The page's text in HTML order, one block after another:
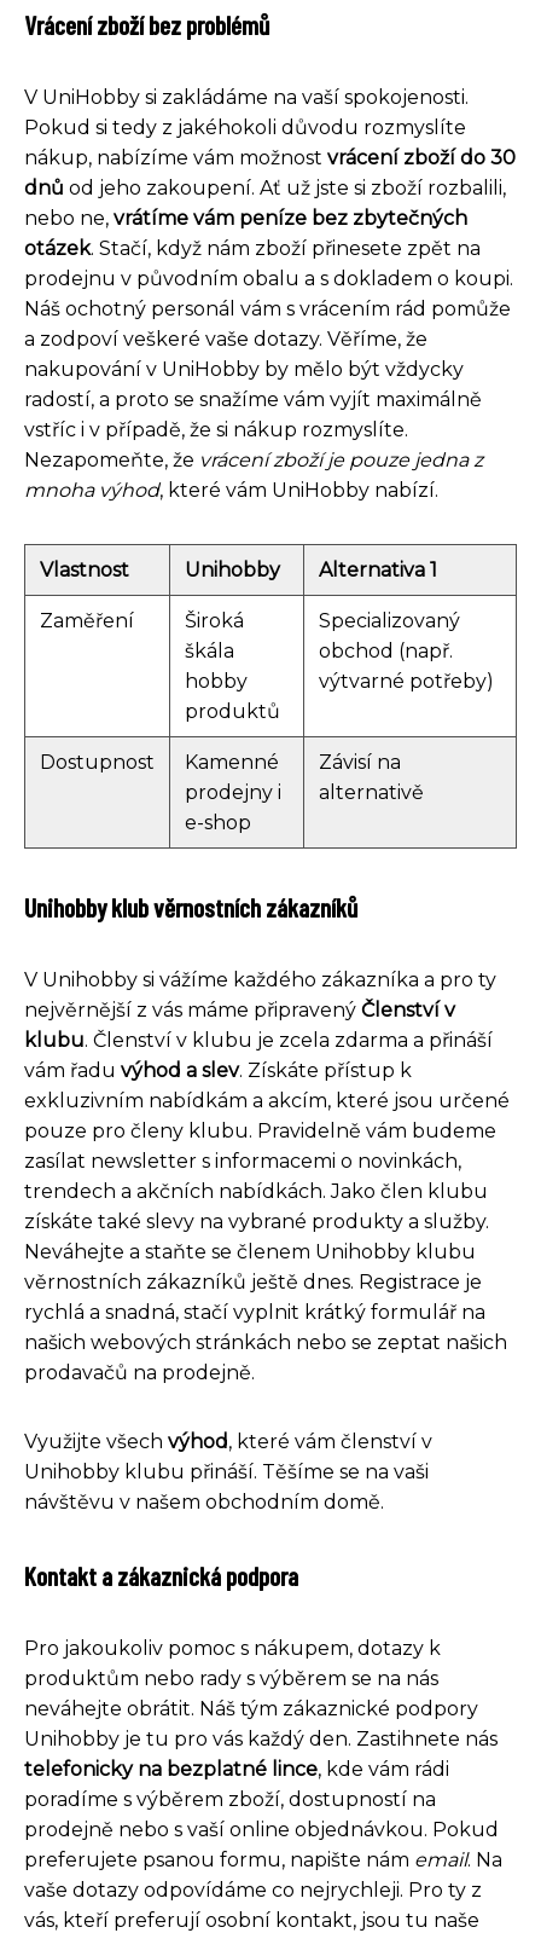
Vrácení zboží bez problémů
V UniHobby si zakládáme na vaší spokojenosti.
Pokud si tedy z jakéhokoli důvodu rozmyslíte
nákup, nabízíme vám možnost vrácení zboží do 30
dnů od jeho zakoupení. Ať už jste si zboží rozbalili,
nebo ne, vrátíme vám peníze bez zbytečných
otázek. Stačí, když nám zboží přinesete zpět na
prodejnu v původním obalu a s dokladem o koupi.
Náš ochotný personál vám s vrácením rád pomůže
a zodpoví veškeré vaše dotazy. Věříme, že
nakupování v UniHobby by mělo být vždycky
radostí, a proto se snažíme vám vyjít maximálně
vstříc i v případě, že si nákup rozmyslíte.
Nezapomeňte, že vrácení zboží je pouze jedna z
mnoha výhod, které vám UniHobby nabízí.
Vlastnost Unihobby Alternativa 1
Zaměření
Široká
škála
hobby
produktů
Specializovaný
obchod (např.
výtvarné potřeby)
Dostupnost
Kamenné
prodejny i
e-shop
Závisí na
alternativě
Unihobby klub věrnostních zákazníků
V Unihobby si vážíme každého zákazníka a pro ty
nejvěrnější z vás máme připravený Členství v
klubu. Členství v klubu je zcela zdarma a přináší
vám řadu výhod a slev. Získáte přístup k
exkluzivním nabídkám a akcím, které jsou určené
pouze pro členy klubu. Pravidelně vám budeme
zasílat newsletter s informacemi o novinkách,
trendech a akčních nabídkách. Jako člen klubu
získáte také slevy na vybrané produkty a služby.
Neváhejte a staňte se členem Unihobby klubu
věrnostních zákazníků ještě dnes. Registrace je
rychlá a snadná, stačí vyplnit krátký formulář na
našich webových stránkách nebo se zeptat našich
prodavačů na prodejně.
Využijte všech výhod, které vám členství v
Unihobby klubu přináší. Těšíme se na vaši
návštěvu v našem obchodním domě.
Kontakt a zákaznická podpora
Pro jakoukoliv pomoc s nákupem, dotazy k
produktům nebo rady s výběrem se na nás
neváhejte obrátit. Náš tým zákaznické podpory
Unihobby je tu pro vás každý den. Zastihnete nás
telefonicky na bezplatné lince, kde vám rádi
poradíme s výběrem zboží, dostupností na
prodejně nebo s vaší online objednávkou. Pokud
preferujete psanou formu, napište nám email. Na
vaše dotazy odpovídáme co nejrychleji. Pro ty z
vás, kteří preferují osobní kontakt, jsou tu naše